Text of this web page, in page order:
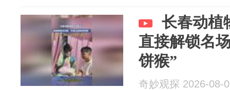
长春动植
直接解锁名
饼猴”
奇妙观探 2026-08-